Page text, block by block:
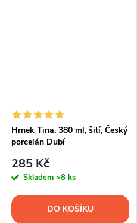
Hrnek Tina, 380 ml, šití, Český
porcelán Dubí
285 Kč
Skladem >8 ks
DO KOŠÍKU